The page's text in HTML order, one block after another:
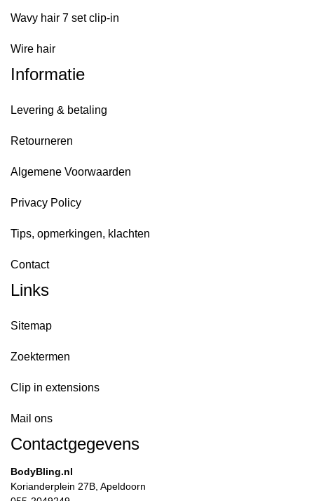
Wavy hair 7 set clip-in
Wire hair
Informatie
Levering & betaling
Retourneren
Algemene Voorwaarden
Privacy Policy
Tips, opmerkingen, klachten
Contact
Links
Sitemap
Zoektermen
Clip in extensions
Mail ons
Contactgegevens
BodyBling.nl
Korianderplein 27B, Apeldoorn